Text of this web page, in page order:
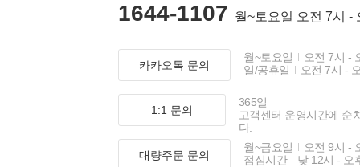
1644-1107 월~토요일 오전 7시 -
카카오톡 문의
월~토요일
오전 7시 -
일/공휴일
오전 7시 -
1:1 문의
365일
고객센터 운영시간에 순
다.
대량주문 문의
월~금요일
오전 9시 -
점심시간
낮 12시 - 오